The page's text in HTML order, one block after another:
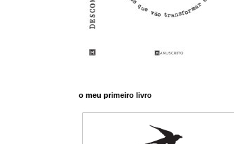
o meu primeiro livro